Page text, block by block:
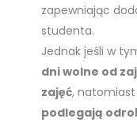
zapewniając
studenta.
Jednak jeśli w
dni wolne od
zajęć,
podlegają